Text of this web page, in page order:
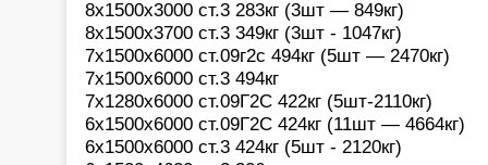
8х1500х3000 ст.3 283кг (3шт — 849кг)
8х1500х3700 ст.3 349кг (3шт - 1047кг)
7х1500х6000 ст.09г2с 494кг (5шт — 2470кг)
7х1500х6000 ст.3 494кг
7х1280х6000 ст.09Г2С 422кг (5шт-2110кг)
6х1500х6000 ст.09Г2С 424кг (11шт — 4664кг)
6х1500х6000 ст.3 424кг (5шт - 2120кг)